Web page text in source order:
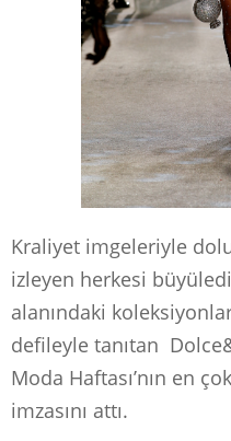
Kraliyet imgeleriyle
izleyen herkesi
alanındaki
defileyle tanıtan
Moda Haftası’nın en
imzasını attı.